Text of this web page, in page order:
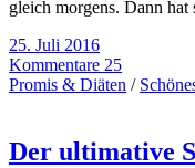
gleich morgens. Dann
25. Juli 2016
Kommentare 25
Promis & Diäten /
Der ultimative